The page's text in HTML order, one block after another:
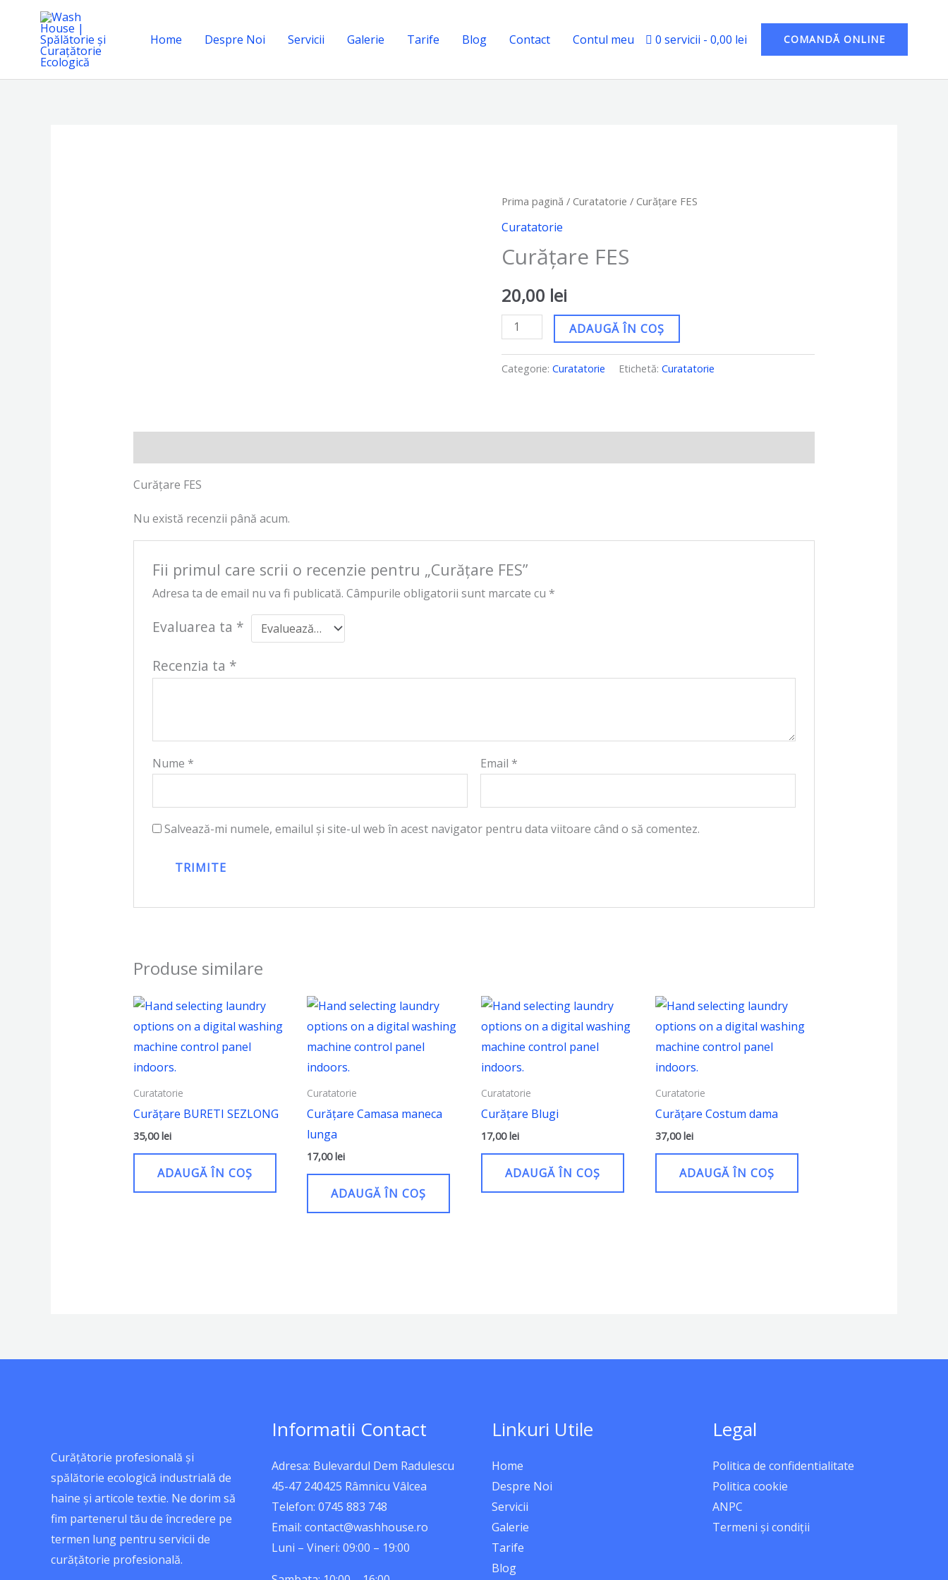
Home Despre Noi Servicii Galerie Tarife Blog Contact Contul meu 0 servicii 0,00 lei COMANDĂ ONLINE
Prima pagină / Curatatorie / Curățare FES
Curatatorie
Curățare FES
20,00 lei
Cantitate
FES
ADAUGĂ ÎN COȘ
Categorie: Curatatorie Etichetă: Curatatorie
Curățare FES
Nu există recenzii până acum.
Fii primul care scrii o recenzie pentru „Curățare FES”
Adresa ta de email nu va fi publicată. Câmpurile obligatorii sunt marcate cu *
Evaluarea ta *
Recenzia ta *
Nume * Email *
Salvează-mi numele, emailul și site-ul web în acest navigator pentru data viitoare când o să comentez.
Produse similare
Curatatorie
Curățare BURETI SEZLONG
35,00lei
ADAUGĂ ÎN COȘ
Curatatorie
Curățare Camasa maneca
lunga
17,00lei
ADAUGĂ ÎN COȘ
Curatatorie
Curățare Blugi
17,00lei
ADAUGĂ ÎN COȘ
Curatatorie
Curățare Costum dama
37,00lei
ADAUGĂ ÎN COȘ
Curățătorie profesională și
spălătorie ecologică industrială de
haine și articole textie. Ne dorim să
fim partenerul tău de încredere pe
termen lung pentru servicii de
curățătorie profesională.
Informatii Contact
Adresa: Bulevardul Dem Radulescu
45-47 240425 Râmnicu Vâlcea
Telefon: 0745 883 748
Email: contact@washhouse.ro
Luni – Vineri: 09:00 – 19:00
Linkuri Utile
Home
Despre Noi
Servicii
Galerie
Tarife
Blog
Legal
Politica de confidentialitate
Politica cookie
ANPC
Termeni și condiții